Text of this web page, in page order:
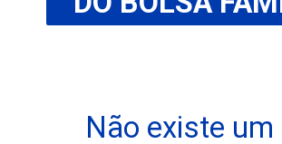
Não existe um